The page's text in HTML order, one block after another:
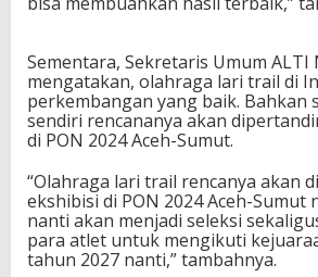
a
a
n
S
o
u
h
e
a
s
t
Sementara, Sekretaris Umum
mengatakan, olahraga lari trail di
perkembangan yang baik. Bahkan
sendiri rencananya akan
di PON 2024 Aceh-Sumut.
“Olahraga lari trail rencanya akan
ekshibisi di PON 2024 Aceh-Sumut
nanti akan menjadi seleksi
para atlet untuk mengikuti
tahun 2027 nanti,” tambahnya.